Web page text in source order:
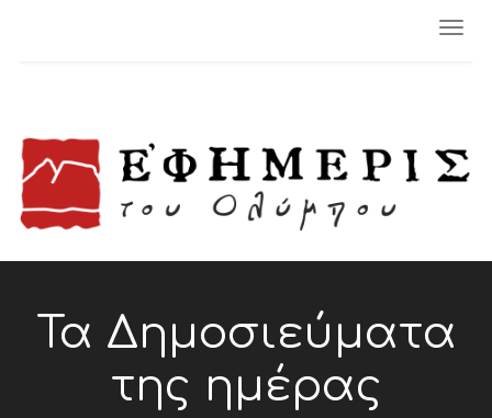
Τα Δημοσιεύματα
της ημέρας